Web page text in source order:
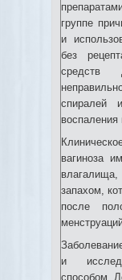
группе
и
без
средств
спиралей
вагиноза
запахом,
после
и
способом.